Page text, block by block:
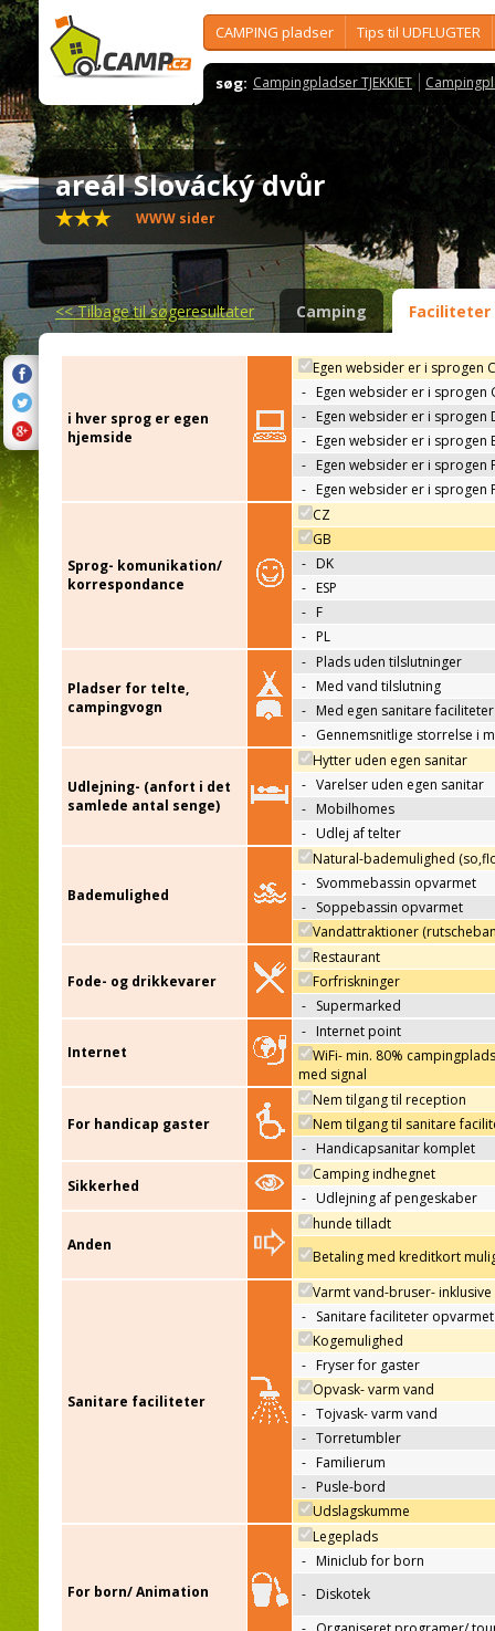
CAMPING pladser Tips til UDFLUGTER
søg: Campingpladser TJEKKIET
areál Slovácký dvůr
WWW sider
<<Tilbage til søgeresultater Camping Faciliteter
i hver sprog er egen
hjemside
Egen websider er i sprogen
- Egen websider er i sprogen
- Egen websider er i sprogen
- Egen websider er i sprogen
- Egen websider er i sprogen
- Egen websider er i sprogen
Sprog- komunikation/
korrespondance
CZ
GB
- DK
- ESP
- F
- PL
Pladser for telte,
campingvogn
- Plads uden tilslutninger
- Med vand tilslutning
- Med egen sanitare faciliteter
- Gennemsnitlige storrelse i
Udlejning- (anfort i det
samlede antal senge)
Hytter uden egen sanitar
- Varelser uden egen sanitar
- Mobilhomes
- Udlej af telter
Bademulighed
Natural-bademulighed
- Svommebassin opvarmet
- Soppebassin opvarmet
Vandattraktioner
Fode- og drikkevarer
Restaurant
Forfriskninger
- Supermarked
Internet
- Internet point
WiFi- min. 80%
med signal
For handicap gaster
Nem tilgang til reception
Nem tilgang til sanitare
- Handicapsanitar komplet
Sikkerhed
Camping indhegnet
- Udlejning af pengeskaber
Anden
hunde tilladt
Betaling med kreditkort
Sanitare faciliteter
Varmt vand-bruser- inklusive
- Sanitare faciliteter opvarmet
Kogemulighed
- Fryser for gaster
Opvask- varm vand
- Tojvask- varm vand
- Torretumbler
- Familierum
- Pusle-bord
Udslagskumme
For born/ Animation
Legeplads
- Miniclub for born
- Diskotek